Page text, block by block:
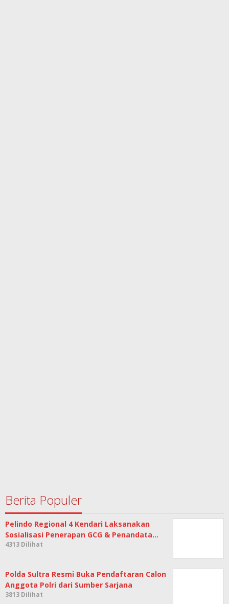
Berita Populer
Pelindo Regional 4 Kendari Laksanakan
Sosialisasi Penerapan GCG & Penandata…
4313 Dilihat
Polda Sultra Resmi Buka Pendaftaran Calon
Anggota Polri dari Sumber Sarjana
3813 Dilihat